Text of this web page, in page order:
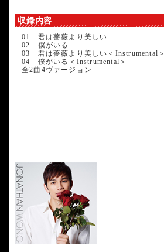
収録内容
01 君は薔薇より美しい
02 僕がいる
03 君は薔薇より美しい＜Instrumental＞
04 僕がいる＜Instrumental＞
全2曲4ヴァージョン